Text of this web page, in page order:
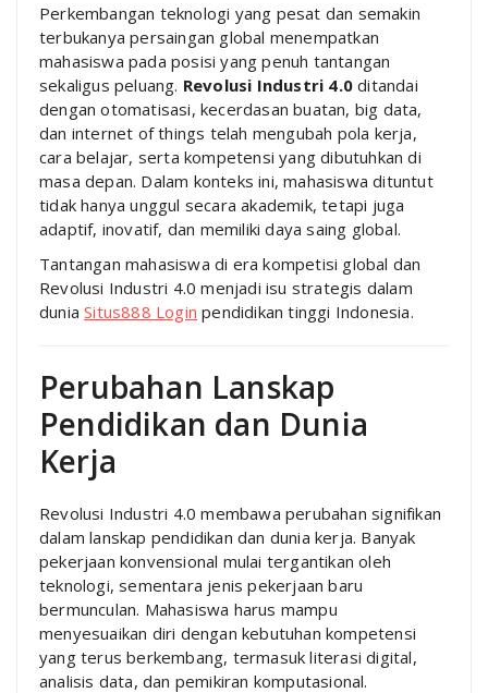
Perkembangan teknologi yang pesat dan semakin
terbukanya persaingan global menempatkan
mahasiswa pada posisi yang penuh tantangan
sekaligus peluang. Revolusi Industri 4.0 ditandai
dengan otomatisasi, kecerdasan buatan, big data,
dan internet of things telah mengubah pola kerja,
cara belajar, serta kompetensi yang dibutuhkan di
masa depan. Dalam konteks ini, mahasiswa dituntut
tidak hanya unggul secara akademik, tetapi juga
adaptif, inovatif, dan memiliki daya saing global.
Tantangan mahasiswa di era kompetisi global dan
Revolusi Industri 4.0 menjadi isu strategis dalam
duniaSitus888 Login pendidikan tinggi Indonesia.
Perubahan Lanskap
Pendidikan dan Dunia
Kerja
Revolusi Industri 4.0 membawa perubahan signifikan
dalam lanskap pendidikan dan dunia kerja. Banyak
pekerjaan konvensional mulai tergantikan oleh
teknologi, sementara jenis pekerjaan baru
bermunculan. Mahasiswa harus mampu
menyesuaikan diri dengan kebutuhan kompetensi
yang terus berkembang, termasuk literasi digital,
analisis data, dan pemikiran komputasional.